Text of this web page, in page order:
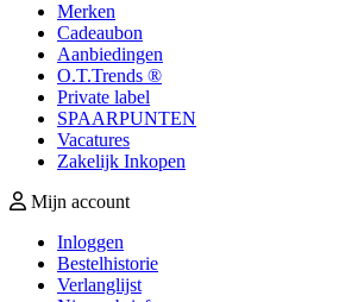
Merken
Cadeaubon
Aanbiedingen
O.T.Trends ®
Private label
SPAARPUNTEN
Vacatures
Zakelijk Inkopen
Mijn account
Inloggen
Bestelhistorie
Verlanglijst